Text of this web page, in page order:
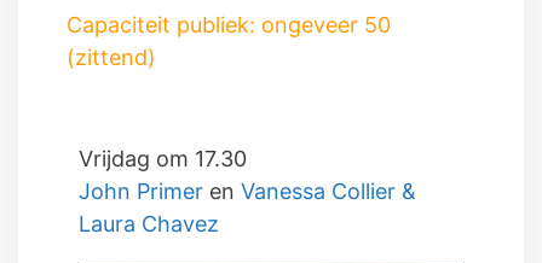
Capaciteit publiek: ongeveer 50
(zittend)
Vrijdag om 17.30
John Primer en Vanessa Collier &
Laura Chavez